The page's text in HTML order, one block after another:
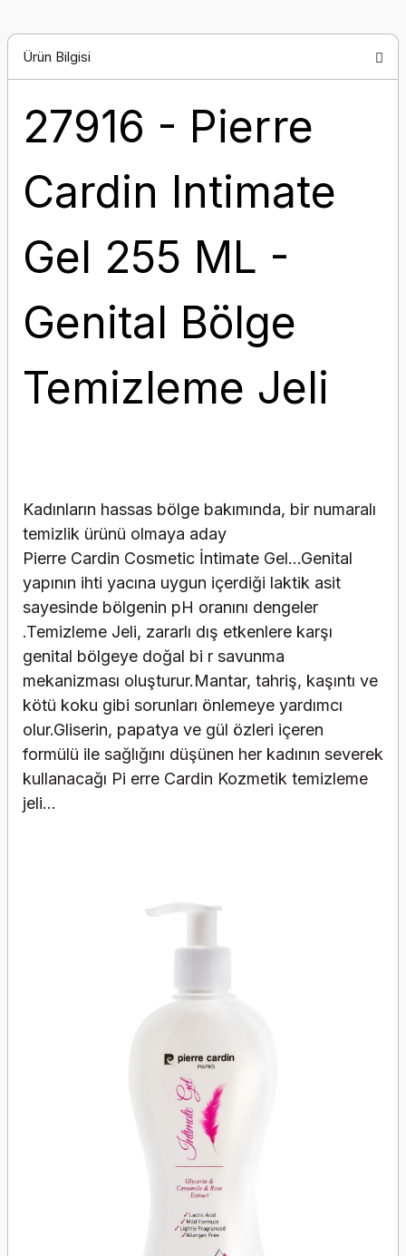
Ürün Bilgisi
27916 - Pierre
Cardin Intimate
Gel 255 ML -
Genital Bölge
Temizleme Jeli
Kadınların hassas bölge bakımında, bir numaralı
temizlik ürünü olmaya aday
Pierre Cardin Cosmetic İntimate Gel...Genital
yapının ihti yacına uygun içerdiği laktik asit
sayesinde bölgenin pH oranını dengeler
.Temizleme Jeli, zararlı dış etkenlere karşı
genital bölgeye doğal bi r savunma
mekanizması oluşturur.Mantar, tahriş, kaşıntı ve
kötü koku gibi sorunları önlemeye yardımcı
olur.Gliserin, papatya ve gül özleri içeren
formülü ile sağlığını düşünen her kadının severek
kullanacağı Pi erre Cardin Kozmetik temizleme
jeli...